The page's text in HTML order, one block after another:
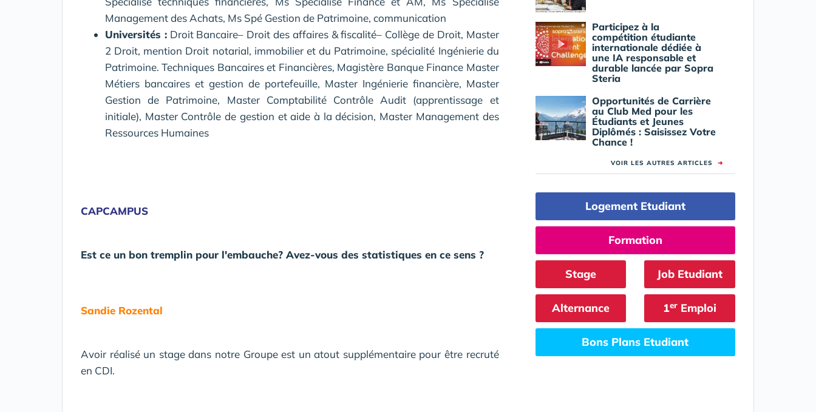
Management des Achats, Ms Spé Gestion de Patrimoine, communication
Universités :Droit Bancaire– Droit des affaires & fiscalité– Collège de Droit, Master
2 Droit, mention Droit notarial, immobilier et du Patrimoine, spécialité Ingénierie du
Patrimoine. Techniques Bancaires et Financières, Magistère Banque Finance Master
Métiers bancaires et gestion de portefeuille, Master Ingénierie financière, Master
Gestion de Patrimoine, Master Comptabilité Contrôle Audit (apprentissage et
initiale), Master Contrôle de gestion et aide à la décision, Master Management des
Ressources Humaines
CAPCAMPUS
Est ce un bon tremplin pour l'embauche? Avez-vous des statistiques en ce sens ?
Sandie Rozental
Avoir réalisé un stage dans notre Groupe est un atout supplémentaire pour être recruté
en CDI.
Participez à la
compétition étudiante
internationale dédiée à
une IA responsable et
durable lancée par Sopra
Steria
Opportunités de Carrière
au Club Med pour les
Étudiants et Jeunes
Diplômés : Saisissez Votre
Chance !
VOIR LES AUTRES ARTICLES ➜
Logement Etudiant
Formation
Stage Job Etudiant
Alternance 1er Emploi
Bons Plans Etudiant